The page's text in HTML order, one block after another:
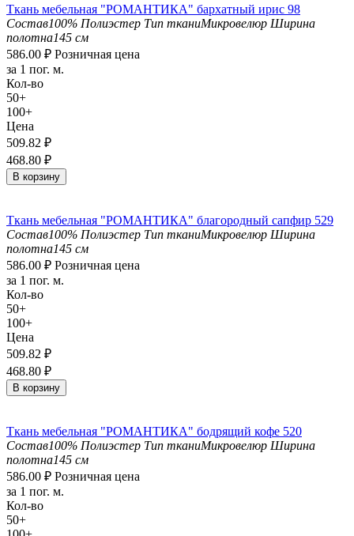
Ткань мебельная "РОМАНТИКА" бархатный ирис 98
Состав100% Полиэстер Тип тканиМикровелюр Ширина
полотна145 см
586.00 ₽ Розничная цена
за 1 пог. м.
Кол-во
50+
100+
Цена
509.82 ₽
468.80 ₽
В корзину
Ткань мебельная "РОМАНТИКА" благородный сапфир 529
Состав100% Полиэстер Тип тканиМикровелюр Ширина
полотна145 см
586.00 ₽ Розничная цена
за 1 пог. м.
Кол-во
50+
100+
Цена
509.82 ₽
468.80 ₽
В корзину
Ткань мебельная "РОМАНТИКА" бодрящий кофе 520
Состав100% Полиэстер Тип тканиМикровелюр Ширина
полотна145 см
586.00 ₽ Розничная цена
за 1 пог. м.
Кол-во
50+